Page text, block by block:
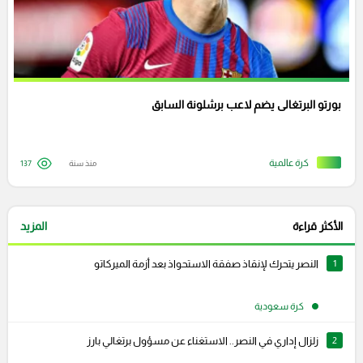
كرة عالمية
بورتو البرتغالى يضم لاعب برشلونة السابق
منذ سنة 137
الأكثر قراءة المزيد
1 النصر يتحرك لإنقاذ صفقة الاستحواذ بعد أزمة الميركاتو
كرة سعودية
2 زلزال إداري في النصر.. الاستغناء عن مسؤول برتغالي بارز